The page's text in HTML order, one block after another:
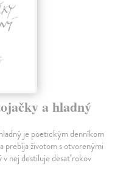
a hladný
je poetickým denníkom
prebíja životom s otvorenými
v nej destiluje desať rokov